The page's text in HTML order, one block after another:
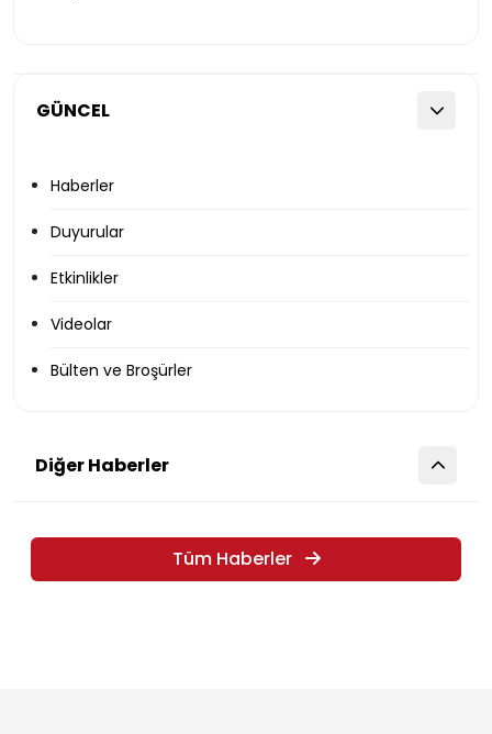
GÜNCEL
Haberler
Duyurular
Etkinlikler
Videolar
Bülten ve Broşürler
Diğer Haberler
Tüm Haberler